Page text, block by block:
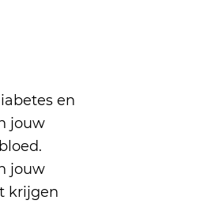
en
jouw
jouw
krijgen